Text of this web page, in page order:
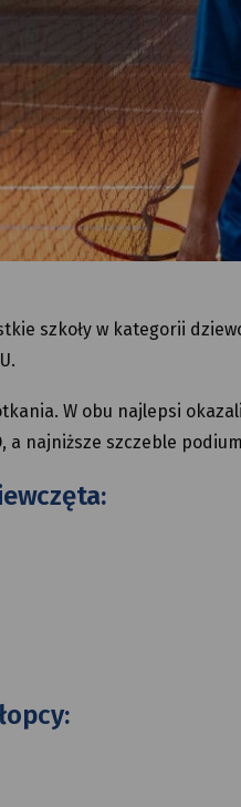
szkoły w kategorii
W obu najlepsi
a najniższe szczeble